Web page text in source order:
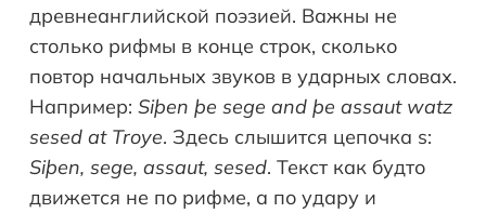
древнеанглийской поэзией. Важны не
столько рифмы в конце строк, сколько
повтор начальных звуков в ударных словах.
Например: Siþen þe sege and þe assaut watz
sesed at Troye. Здесь слышится цепочка s:
Siþen, sege, assaut, sesed. Текст как будто
движется не по рифме, а по удару и